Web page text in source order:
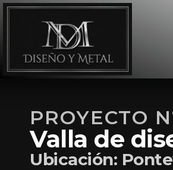
PROYECTO
Valla de
Ubicación: